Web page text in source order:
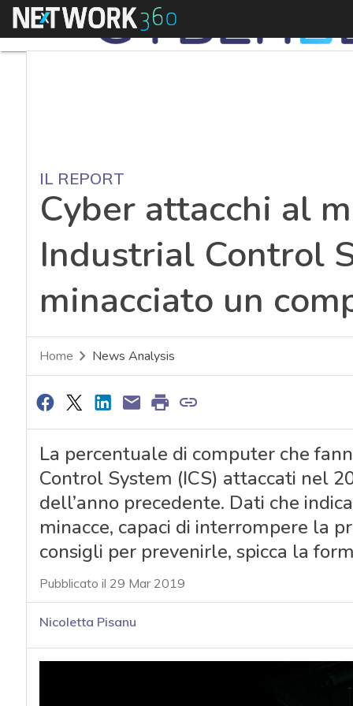
Menu
IL REPORT
Cyber attacchi al
Industrial Control
minacciato un
Home News Analysis
La percentuale di computer che
Control System (ICS) attaccati nel
dell’anno precedente. Dati che
minacce, capaci di interrompere la
consigli per prevenirle, spicca la
Pubblicato il 29 Mar 2019
Nicoletta Pisanu